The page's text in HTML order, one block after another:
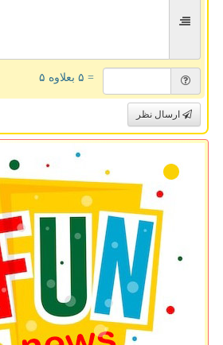
= ۵ بعلاوه ۵
ارسال نظر